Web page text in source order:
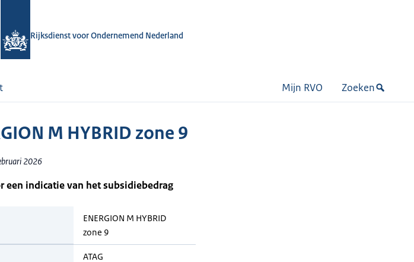
Rijksdienst voor Ondernemend Nederland
Mijn RVO Zoeken
M HYBRID zone 9
2026
een indicatie van het subsidiebedrag
ENERGION M HYBRID
zone 9
ATAG